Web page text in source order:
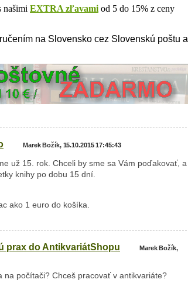
našimi EXTRA zľavami od 5 do 15% z ceny
na Slovensko cez Slovenskú poštu a
Marek Božík, 15.10.2015 17:45:43
už 15. rok. Chceli by sme sa Vám poďakovať, a
knihy po dobu 15 dní.
ako 1 euro do košíka.
prax do AntikvariátShopu
Marek Božík,
na počítači? Chceš pracovať v antikvariáte?